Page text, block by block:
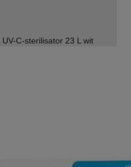
C-sterilisator 23 L wit